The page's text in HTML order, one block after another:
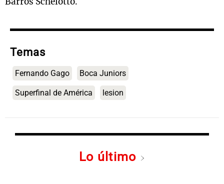
Temas
Fernando Gago Boca Juniors
Superfinal de América lesion
Lo último